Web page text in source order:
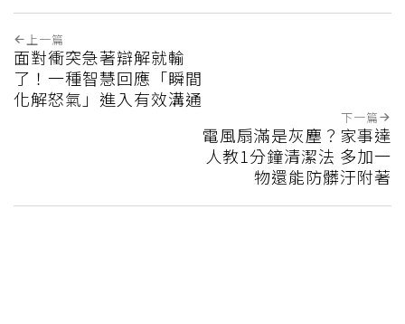
上一篇
面對衝突急著辯解就輸
了！一種智慧回應「瞬間
化解怒氣」進入有效溝通
下一篇
電風扇滿是灰塵？家事達
人教1分鐘清潔法 多加一
物還能防髒汙附著